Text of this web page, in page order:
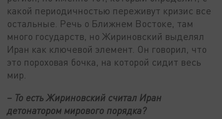
какой периодичностью переживут кризис все
остальные. Речь о Ближнем Востоке, там
много государств, но Жириновский выделял
Иран как ключевой элемент. Он говорил, что
это пороховая бочка, на которой сидит весь
мир.
– То есть Жириновский считал Иран
детонатором мирового порядка?